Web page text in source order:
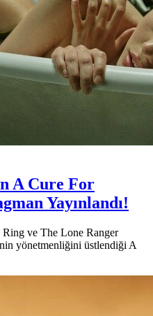
A Cure For
Yayınlandı!
Ring ve The Lone Ranger
yönetmenliğini üstlendiği A